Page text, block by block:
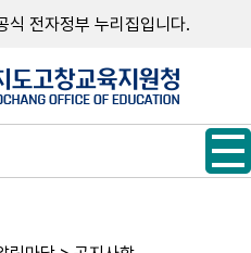
식 전자정부 누리집입니다.